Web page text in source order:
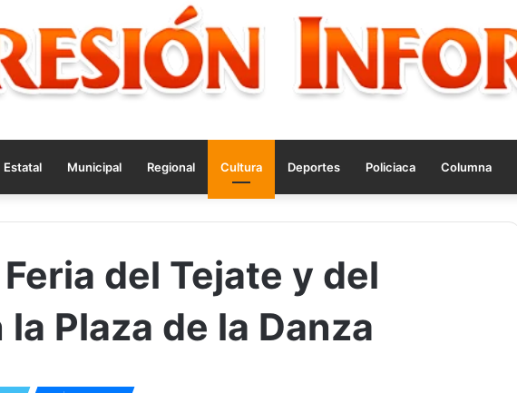
Estatal Municipal Regional Cultura Deportes Policiaca Columna
del Tejate y del
la Plaza de la Danza